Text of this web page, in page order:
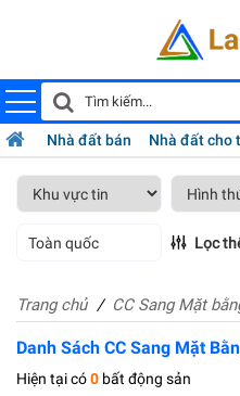
Nhà đất bán Nhà đất cho
Toàn quốc Lọc
Trang chủ CC Sang Mặt
Danh Sách CC Sang Mặt
Hiện tại có0 bất động sản